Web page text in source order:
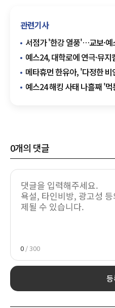
관련기사
서점가 '한강 열풍'…교보·
예스24, 대학로에 연극·뮤지
오픈
메타휴먼 한유아, '다정한
베스트셀러 6위
예스24 해킹 사태 나흘째 '
0개의 댓글
0 / 300